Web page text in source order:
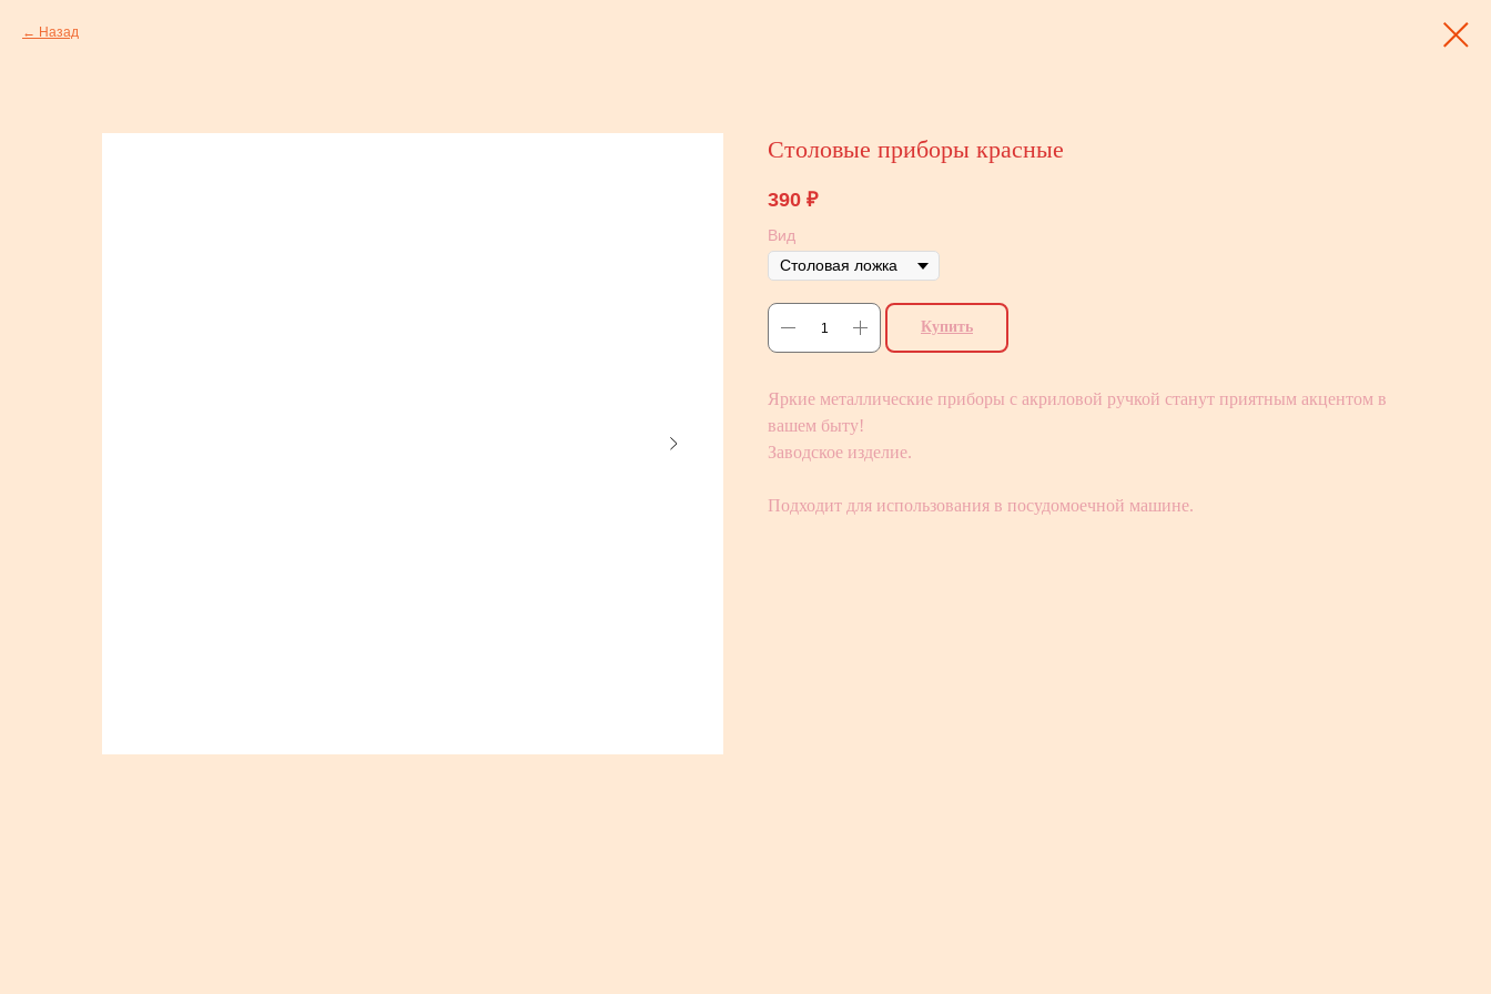
Назад
Столовые приборы красные
390 ₽
Вид
Купить
Яркие металлические приборы с акриловой ручкой станут приятным акцентом в
вашем быту!
Заводское изделие.
Подходит для использования в посудомоечной машине.